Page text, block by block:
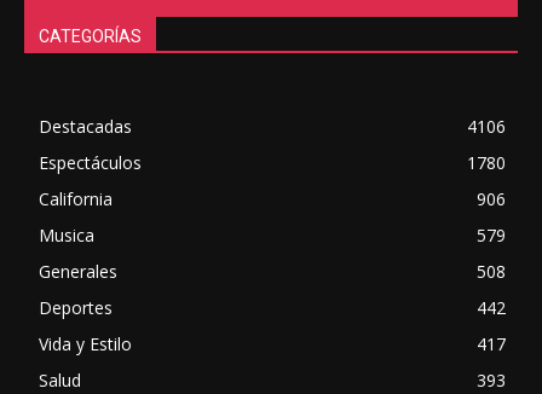
CATEGORÍAS
Destacadas
4106
Espectáculos
1780
California
906
Musica
579
Generales
508
Deportes
442
Vida y Estilo
417
Salud
393